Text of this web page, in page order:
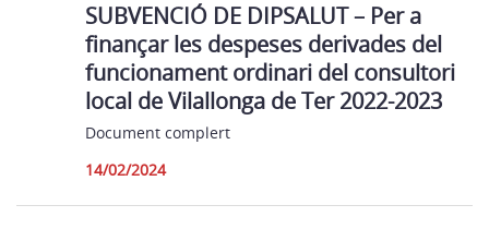
SUBVENCIÓ DE DIPSALUT – Per a
finançar les despeses derivades del
funcionament ordinari del consultori
local de Vilallonga de Ter 2022-2023
Document complert
14/02/2024